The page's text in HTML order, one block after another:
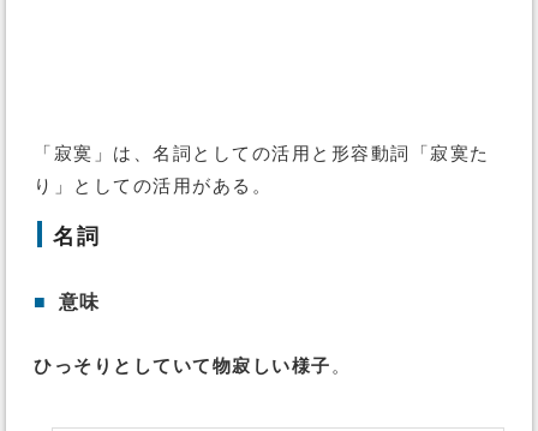
「寂寞」は、名詞としての活用と形容動詞「寂寞た
り」としての活用がある。
名詞
■ 意味
ひっそりとしていて物寂しい様子 。